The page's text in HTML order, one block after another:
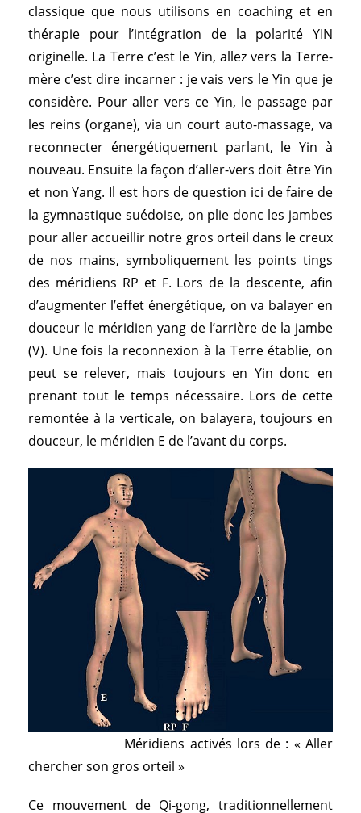
classique que nous utilisons en coaching et en
thérapie pour l’intégration de la polarité YIN
originelle. La Terre c’est le Yin, allez vers la Terre-
mère c’est dire incarner : je vais vers le Yin que je
considère. Pour aller vers ce Yin, le passage par
les reins (organe), via un court auto-massage, va
reconnecter énergétiquement parlant, le Yin à
nouveau. Ensuite la façon d’aller-vers doit être Yin
et non Yang. Il est hors de question ici de faire de
la gymnastique suédoise, on plie donc les jambes
pour aller accueillir notre gros orteil dans le creux
de nos mains, symboliquement les points tings
des méridiens RP et F. Lors de la descente, afin
d’augmenter l’effet énergétique, on va balayer en
douceur le méridien yang de l’arrière de la jambe
(V). Une fois la reconnexion à la Terre établie, on
peut se relever, mais toujours en Yin donc en
prenant tout le temps nécessaire. Lors de cette
remontée à la verticale, on balayera, toujours en
douceur, le méridien E de l’avant du corps.
Méridiens activés lors de : « Aller
chercher son gros orteil »
Ce mouvement de Qi-gong, traditionnellement